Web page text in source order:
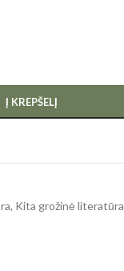
Į KREPŠELĮ
, Kita grožinė literatūra